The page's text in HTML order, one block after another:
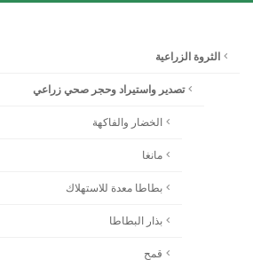
الثروة الزراعية
تصدير واستيراد وحجر صحي زراعي
الخضار والفاكهة
مانغا
بطاطا معدة للاستهلاك
بذار البطاطا
قمح